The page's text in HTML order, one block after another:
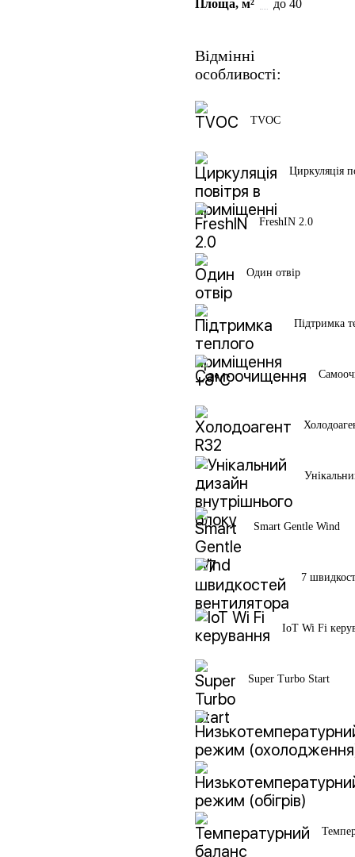
Площа, м²
до 40
Відмінні
особливості:
TVOC
Циркуляція
FreshIN 2.0
Один отвір
Підтримка
Smart Gentle Wind
7
IoT Wi Fi
Super Turbo Start